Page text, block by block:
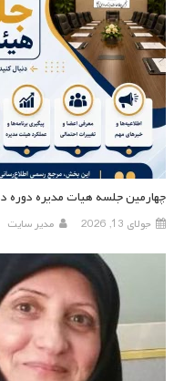
چهارمین جلسه هیات مدیره دوره
جولای 13, 2026 مدیر سایت